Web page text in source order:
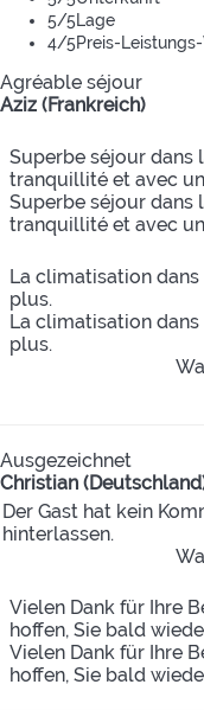
5/5Lage
4/5Preis-
Agréable séjour
Aziz (Frankreich)
Superbe séjour dans
tranquillité et avec
Superbe séjour dans
tranquillité et avec
La climatisation
plus.
La climatisation
plus.
Ausgezeichnet
Christian
Der Gast hat kein
hinterlassen.
Vielen Dank für Ihre
hoffen, Sie bald
Vielen Dank für Ihre
hoffen, Sie bald